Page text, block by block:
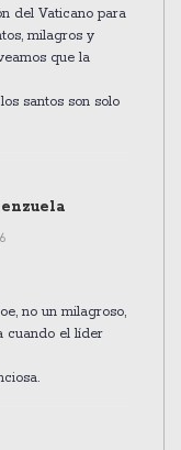
del Vaticano para
milagros y
que la
santos son solo
no un milagroso,
cuando el líder